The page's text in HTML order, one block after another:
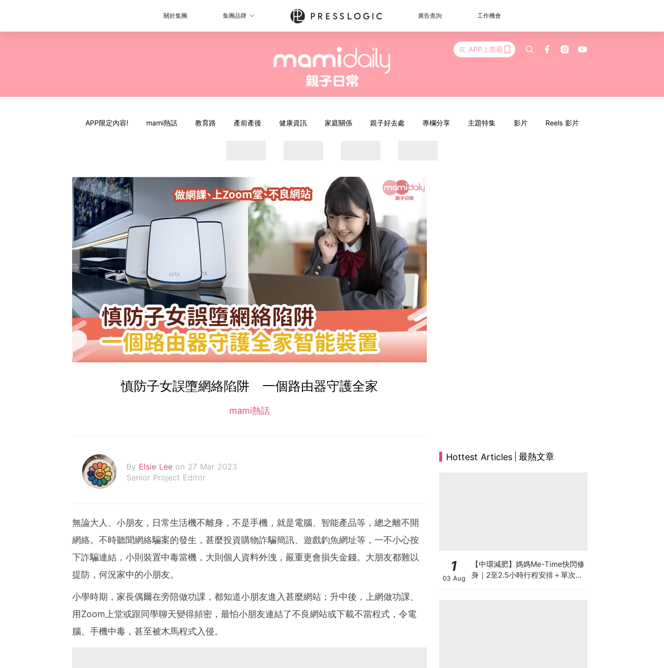
關於集團 集團品牌 廣告查詢 工作機會
在 APP上查看
APP限定內容! mami熱話 教育路 產前產後 健康資訊 家庭關係 親子好去處 專欄分享 主題特集 影片 Reels 影片
慎防子女誤墮網絡陷阱 一個路由器守護全家
mami熱話
By Elsie Lee on 27 Mar 2023
Senior Project Editor
無論大人、小朋友，日常生活機不離身，不是手機，就是電腦、智能產品等，總之離不開
網絡。不時聽聞網絡騙案的發生，甚麼投資購物詐騙簡訊、遊戲釣魚網址等，一不小心按
下詐騙連結，小則裝置中毒當機，大則個人資料外洩，嚴重更會損失金錢。大朋友都難以
提防，何況家中的小朋友。
小學時期，家長偶爾在旁陪做功課，都知道小朋友進入甚麼網站；升中後，上網做功課、
用Zoom上堂或跟同學聊天變得頻密，最怕小朋友連結了不良網站或下載不當程式，令電
腦、手機中毒，甚至被木馬程式入侵。
Hottest Articles 最熱文章
1
03 Aug
【中環減肥】媽媽Me-Time快閃修
身｜2至2.5小時行程安排＋單次收